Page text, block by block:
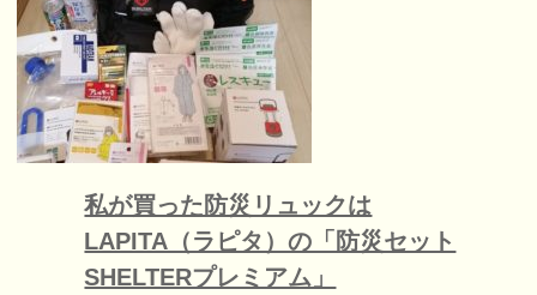
私が買った防災リュックは
LAPITA（ラピタ）の「防災セット
SHELTERプレミアム」